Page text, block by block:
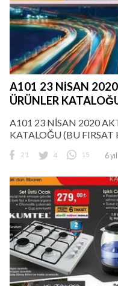
A101 23 NİSAN
ÜRÜNLER
A101 23 NİSAN 2020
KATALOĞU (BU
21 4 15 6